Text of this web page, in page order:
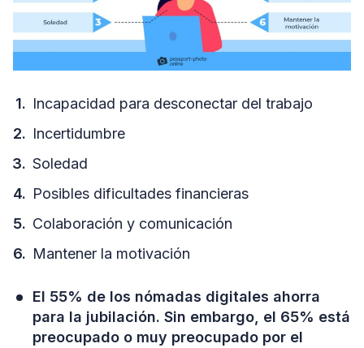
Incapacidad para desconectar del trabajo
Incertidumbre
Soledad
Posibles dificultades financieras
Colaboración y comunicación
Mantener la motivación
El 55% de los nómadas digitales ahorra
para la jubilación. Sin embargo, el 65% está
preocupado o muy preocupado por el